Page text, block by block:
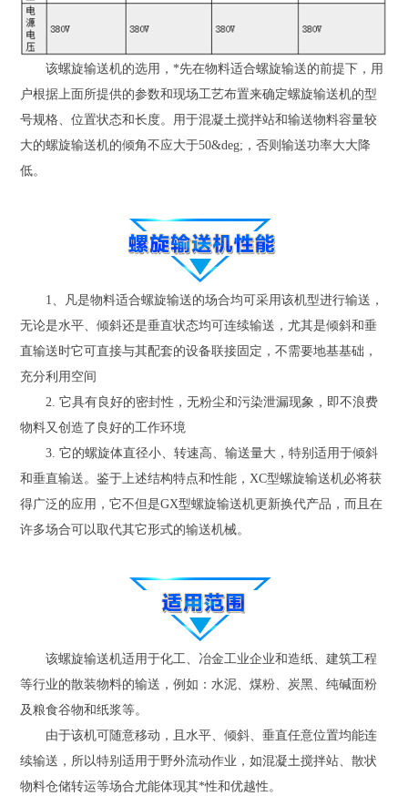
该螺旋输送机的选用，*先在物料适合螺旋输送的前提下，用
户根据上面所提供的参数和现场工艺布置来确定螺旋输送机的型
号规格、位置状态和长度。用于混凝土搅拌站和输送物料容量较
大的螺旋输送机的倾角不应大于50&deg;，否则输送功率大大降
低。
1、凡是物料适合螺旋输送的场合均可采用该机型进行输送，
无论是水平、倾斜还是垂直状态均可连续输送，尤其是倾斜和垂
直输送时它可直接与其配套的设备联接固定，不需要地基基础，
充分利用空间
2. 它具有良好的密封性，无粉尘和污染泄漏现象，即不浪费
物料又创造了良好的工作环境
3. 它的螺旋体直径小、转速高、输送量大，特别适用于倾斜
和垂直输送。鉴于上述结构特点和性能，XC型螺旋输送机必将获
得广泛的应用，它不但是GX型螺旋输送机更新换代产品，而且在
许多场合可以取代其它形式的输送机械。
该螺旋输送机适用于化工、冶金工业企业和造纸、建筑工程
等行业的散装物料的输送，例如：水泥、煤粉、炭黑、纯碱面粉
及粮食谷物和纸浆等。
由于该机可随意移动，且水平、倾斜、垂直任意位置均能连
续输送，所以特别适用于野外流动作业，如混凝土搅拌站、散状
物料仓储转运等场合尤能体现其*性和优越性。